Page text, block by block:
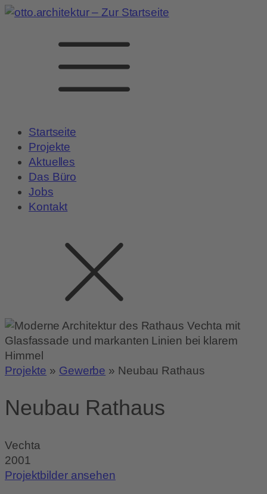
Startseite
Projekte
Aktuelles
Das Büro
Jobs
Kontakt
Projekte » Gewerbe » Neubau Rathaus
Neubau Rathaus
Vechta
2001
Projektbilder ansehen